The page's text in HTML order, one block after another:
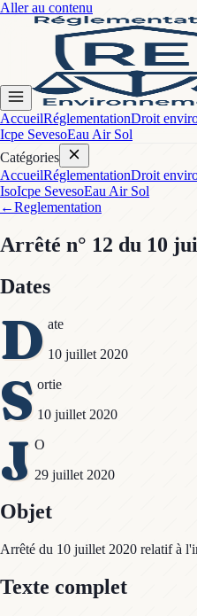
Aller au contenu
AccueilRéglementationDroit
Icpe SevesoEau Air Sol
Catégories
AccueilRéglementationDroit
IsoIcpe SevesoEau Air Sol
←Reglementation
Arrêté n° 12 du 10
Dates
D ate
10 juillet 2020
S ortie
10 juillet 2020
J O
29 juillet 2020
Objet
Arrêté du 10 juillet 2020 relatif à
Texte complet